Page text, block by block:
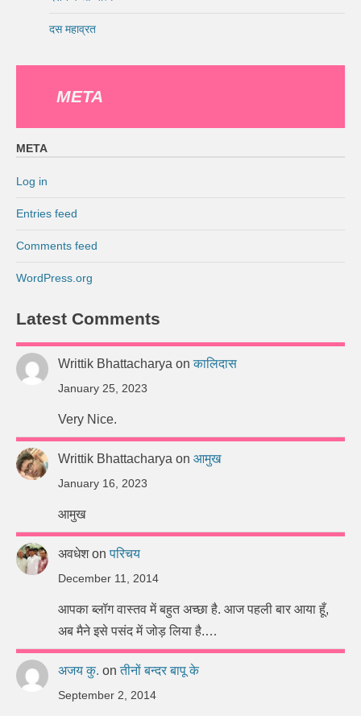
दस महाव्रत
META
META
Log in
Entries feed
Comments feed
WordPress.org
Latest Comments
Writtik Bhattacharya onकालिदास
January 25, 2023
Very Nice.
Writtik Bhattacharya on आमुख
January 16, 2023
आमुख
अवधेशonपरिचय
December 11, 2014
आपका ब्लॉग वास्तव में बहुत अच्छा है. आज पहली बार आया हूँ,
अब मैने इसे पसंद में जोड़ लिया है.…
अजय कु. onतीनों बन्दर बापू के
September 2, 2014